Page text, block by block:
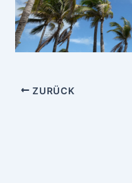
ZURÜCK